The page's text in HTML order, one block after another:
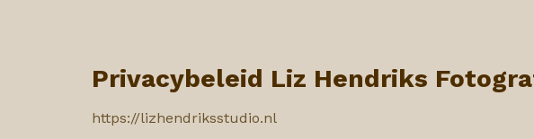
Privacybeleid Liz Hendriks
https://lizhendriksstudio.nl